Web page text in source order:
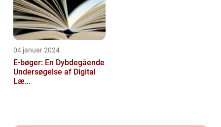
04 januar 2024
E-bøger: En Dybdegående
Undersøgelse af Digital
Læ...